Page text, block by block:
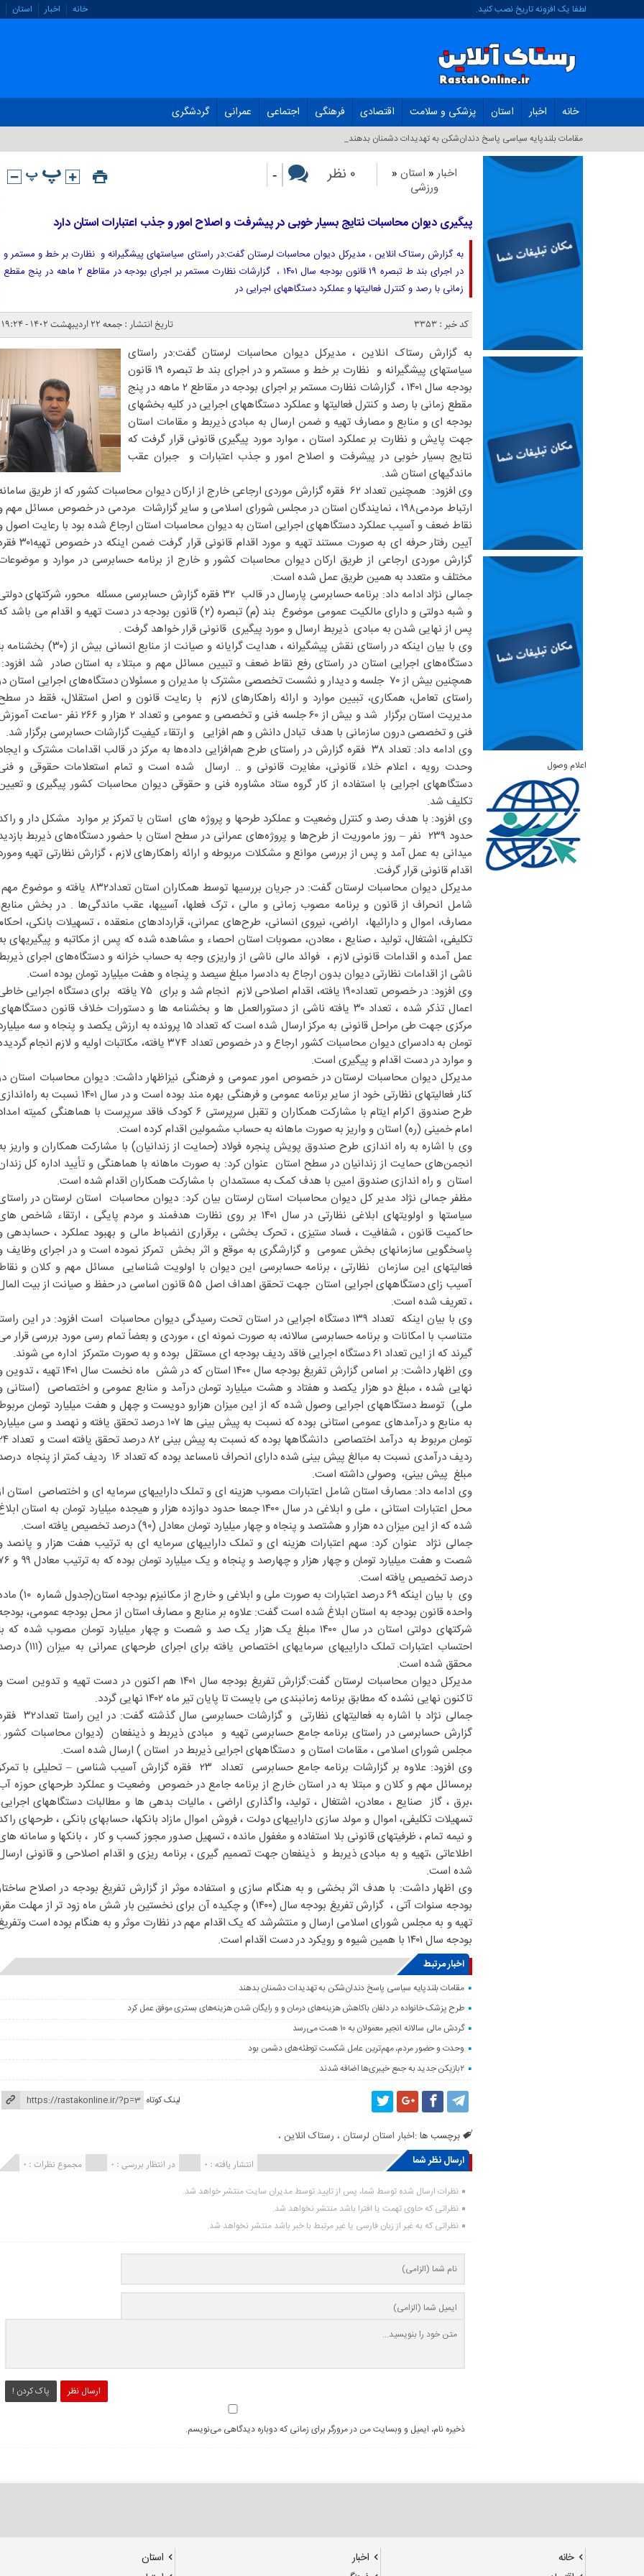
لطفا یک افزونه تاریخ نصب کنید. خانه اخبار استان
خانه اخبار استان پزشکی و سلامت اقتصادی فرهنگی اجتماعی عمرانی گردشگری
مقامات بلندپایه سیاسی پاسخ دندان‌شکن به تهدیدات دشمنان بدهند_
اخبار « استان «
ورزشی
۰ نظر -
پیگیری دیوان محاسبات نتایج بسیار خوبی در پیشرفت و اصلاح امور و جذب اعتبارات استان دارد
به گزارش رستاک انلاین ، مدیرکل دیوان محاسبات لرستان گفت:در راستای سیاستهای پیشگیرانه و نظارت بر خط و مستمر و
در اجرای بند ط تبصره ۱۹ قانون بودجه سال ۱۴۰۱ ، گزارشات نظارت مستمر بر اجرای بودجه در مقاطع ۲ ماهه در پنج مقطع
زمانی با رصد و کنترل فعالیتها و عملکرد دستگاههای اجرایی در
کد خبر : 3353 تاریخ انتشار : جمعه ۲۲ اردیبهشت ۱۴۰۲ - ۱۹:۲۴
به گزارش رستاک انلاین ، مدیرکل دیوان محاسبات لرستان گفت:در راستای
سیاستهای پیشگیرانه و نظارت بر خط و مستمر و در اجرای بند ط تبصره ۱۹ قانون
بودجه سال ۱۴۰۱ ، گزارشات نظارت مستمر بر اجرای بودجه در مقاطع ۲ ماهه در پنج
مقطع زمانی با رصد و کنترل فعالیتها و عملکرد دستگاههای اجرایی در کلیه بخشهای
بودجه ای و منابع و مصارف تهیه و ضمن ارسال به مبادی ذیربط و مقامات استان
جهت پایش و نظارت بر عملکرد استان ، موارد مورد پیگیری قانونی قرار گرفت که
نتایج بسیار خوبی در پیشرفت و اصلاح امور و جذب اعتبارات و جبران عقب
ماندگیهای استان شد.
وی افزود: همچنین تعداد ۶۲ فقره گزارش موردی ارجاعی خارج از ارکان دیوان محاسبات کشور که از طریق
ارتباط مردمی۱۹۸ ، نمایندگان استان در مجلس شورای اسلامی و سایر گزارشات مردمی در خصوص مسائل مهم
نقاط ضعف و آسیب عملکرد دستگاههای اجرایی استان به دیوان محاسبات استان ارجاع شده بود با رعایت اصول
آیین رفتار حرفه ای به صورت مستند تهیه و مورد اقدام قانونی قرار گرفت ضمن
گزارش موردی ارجاعی از طریق ارکان دیوان محاسبات کشور و خارج از برنامه حسابرسی در موارد و
مختلف و متعدد به همین طریق عمل شده است.
جمالی نژاد ادامه داد: برنامه حسابرسی پارسال در قالب ۳۲ فقره گزارش حسابرسی مسئله محور، شرکتهای
و شبه دولتی و دارای مالکیت عمومی موضوع بند (م) تبصره (۲) قانون بودجه در دست تهیه و اقدام می باشد
پس از نهایی شدن به مبادی ذیربط ارسال و مورد پیگیری قانونی قرار خواهد گرفت .
وی با بیان اینکه در راستای نقش پیشگیرانه ، هدایت گرایانه و صیانت از منابع انسانی بیش از (۳۰)
دستگاه‌های اجرایی استان در راستای رفع نقاط ضعف و تبیین مسائل مهم و مبتلاء به استان صادر شد افزود:
همچنین بیش از ۷۰ جلسه و دیدار و نشست تخصصی مشترک با مدیران و مسئولان دستگاه‌های اجرایی استان
راستای تعامل، همکاری، تبیین موارد و ارائه راهکارهای لازم با رعایت قانون و اصل استقلال، فقط در
مدیریت استان برگزار شد و بیش از ۶۰ جلسه فنی و تخصصی و عمومی و تعداد ۲ هزار و ۲۶۶ نفر -ساعت
فنی و تخصصی درون سازمانی با هدف تبادل دانش و هم افزایی و ارتقاء کیفیت گزارشات حسابرسی برگزار شد.
وی ادامه داد: تعداد ۳۸ فقره گزارش در راستای طرح هم‌افزایی داده‌ها به مرکز در قالب اقدامات مشترک و
وحدت رویه ، اعلام خلاء قانونی، مغایرت قانونی و .. ارسال شده است و تمام استعلامات حقوقی و
دستگاههای اجرایی با استفاده از کار گروه ستاد مشاوره فنی و حقوقی دیوان محاسبات کشور پیگیری و
تکلیف شد.
وی افزود: با هدف رصد و کنترل وضعیت و عملکرد طرحها و پروژه های استان با تمرکز بر موارد مشکل دار و
حدود ۲۳۹ نفر – روز ماموریت از طرح‌ها و پروژه‌های عمرانی در سطح استان با حضور دستگاه‌های ذیربط
میدانی به عمل آمد و پس از بررسی موانع و مشکلات مربوطه و ارائه راهکارهای لازم ، گزارش نظارتی تهیه
اقدام قانونی قرار گرفت.
مدیرکل دیوان محاسبات لرستان گفت: در جریان بررسیها توسط همکاران استان تعداد۸۳۲ یافته و موضوع مهم
شامل انحراف از قانون و برنامه مصوب زمانی و مالی ، ترک فعلها، آسیبها، عقب ماندگی‌ها . در بخش
مصارف، اموال و دارائیها، اراضی، نیروی انسانی، طرح‌های عمرانی، قراردادهای منعقده ، تسهیلات بانکی،
تکلیفی، اشتغال، تولید ، صنایع ، معادن، مصوبات استان احصاء و مشاهده شده که پس از مکاتبه و پیگیریهای
عمل آمده و اقدامات قانونی لازم ، فوائد مالی ناشی از واریزی وجه به حساب خزانه و دستگاه‌های اجرای
ناشی از اقدامات نظارتی دیوان بدون ارجاع به دادسرا مبلغ سیصد و پنجاه و هفت میلیارد تومان بوده است.
وی افزود: در خصوص تعداد۱۹۰ یافته، اقدام اصلاحی لازم انجام شد و برای ۷۵ یافته برای دستگاه اجرایی
اعمال تذکر شده ، تعداد ۳۰ یافته ناشی از دستورالعمل ها و بخشنامه ها و دستورات خلاف قانون
مرکزی جهت طی مراحل قانونی به مرکز ارسال شده است که تعداد ۱۵ پرونده به ارزش یکصد و پنجاه و سه
تومان به دادسرای دیوان محاسبات کشور ارجاع و در خصوص تعداد ۳۷۴ یافته، مکاتبات اولیه و لازم انجام
و موارد در دست اقدام و پیگیری است.
مدیرکل دیوان محاسبات لرستان در خصوص امور عمومی و فرهنگی نیزاظهار داشت: دیوان محاسبات استان
کنار فعالیتهای نظارتی خود از سایر برنامه عمومی و فرهنگی بهره مند بوده است و در سال ۱۴۰۱ نسبت به
طرح صندوق اکرام ایتام با مشارکت همکاران و تقبل سرپرستی ۶ کودک فاقد سرپرست با هماهنگی کمیته
امام خمینی (ره) استان و واریز به صورت ماهانه به حساب مشمولین اقدام کرده است.
وی با اشاره به راه ‌اندازی طرح صندوق پویش پنجره فولاد (حمایت از زندانیان) با مشارکت همکاران و واریز
انجمن‌های حمایت از زندانیان در سطح استان عنوان کرد: به صورت ماهانه با هماهنگی و تأیید اداره کل
استان و راه اندازی صندوق امین با هدف کمک به مستمدان با مشارکت همکاران اقدام شده است.
مظفر جمالی نژاد مدیر کل دیوان محاسبات استان لرستان بیان کرد: دیوان محاسبات استان لرستان در
سیاستها و اولویتهای ابلاغی نظارتی در سال ۱۴۰۱ بر روی نظارت هدفمند و مردم پایگی ، ارتقاء شاخص
حاکمیت قانون ، شفافیت ، فساد ستیزی ، تحرک بخشی ، برقراری انضباط مالی و بهبود عملکرد ، حسابدهی
پاسخگویی سازمانهای بخش عمومی و گزارشگری به موقع و اثر بخش تمرکز نموده است و در اجرای وظایف
فعالیتهای این سازمان نظارتی ، برنامه حسابرسی این دیوان با اولویت شناسایی مسائل مهم و کلان و
آسیب زای دستگاههای اجرایی استان جهت تحقق اهداف اصل ۵۵ قانون اساسی در حفظ و صیانت از بیت
، تعریف شده است.
وی با بیان اینکه تعداد ۱۳۹ دستگاه اجرایی در استان تحت رسیدگی دیوان محاسبات است افزود: در این
متناسب با امکانات و برنامه حسابرسی سالانه، به صورت نمونه ای ، موردی و بعضاً تمام رسی مورد بررسی قرار
گیرند که از این تعداد ۶۱ دستگاه اجرایی فاقد ردیف بودجه ای مستقل بوده و به صورت متمرکز اداره می شوند.
وی اظهار داشت: بر اساس گزارش تفریغ بودجه سال ۱۴۰۰ استان که در شش ماه نخست سال ۱۴۰۱ تهیه
نهایی شده ، مبلغ دو هزار یکصد و هفتاد و هشت میلیارد تومان درآمد و منابع عمومی و اختصاصی (استانی
ملی) توسط دستگاههای اجرایی وصول شده که از این میزان هزارو دویست و چهل و هفت میلیارد تومان
به منابع و درآمدهای عمومی استانی بوده که نسبت به پیش بینی ها ۱۰۷ درصد تحقق یافته و نهصد و سی
تومان مربوط به درآمد اختصاصی دانشگاهها بوده که
ردیف درآمدی نسبت به مبالغ پیش بینی شده دارای انحراف نامساعد بوده که تعداد ۱۶ ردیف کمتر از پنجاه
مبلغ پیش بینی، وصولی داشته است.
وی ادامه داد: مصارف استان شامل اعتبارات مصوب هزینه ای و تملک داراییهای سرمایه ای و اختصاصی استان
محل اعتبارات استانی ، ملی و ابلاغی در سال ۱۴۰۰ جمعا حدود دوازده هزار و هیجده میلیارد تومان به استان
شده که از این میزان ده هزار و هشتصد و پنجاه و چهار میلیارد تومان معادل (۹۰) درصد تخصیص یافته است.
جمالی نژاد عنوان کرد: سهم اعتبارات هزینه ای و تملک داراییهای سرمایه ای به ترتیب هفت هزار و پانصد
شصت و هفت میلیارد تومان و چهار هزار و چهارصد و پنجاه و یک
درصد تخصیص یافته است.
وی با بیان اینکه ۶۹ درصد اعتبارات به صورت ملی و ابلاغی و خارج از مکانیزم بودجه
واحده قانون بودجه به استان ابلاغ شده است گفت: علاوه بر منابع و مصارف استان از محل بودجه عمومی،
شرکتهای دولتی استان در سال ۱۴۰۰ مبلغ یک هزار یک صد و شصت و چهار میلیارد تومان مصوب شده که
احتساب اعتبارات تملک داراییهای سرمایهای اختصاص یافته برای اجرای طرحهای عمرانی به
محقق شده است.
مدیرکل دیوان محاسبات لرستان گفت:گزارش تفریغ بودجه سال ۱۴۰۱ هم اکنون در دست تهیه و تدوین
تاکنون نهایی نشده که مطابق برنامه زمانبندی می بایست تا پایان تیر ماه ۱۴۰۲ نهایی گردد.
جمالی نژاد با اشاره به فعالیتهای نظارتی و گزارشات حسابرسی سال گذشته
گزارش حسابرسی در راستای برنامه جامع حسابرسی تهیه و مبادی ذیربط و ذینفعان (دیوان محاسبات کشور
مجلس شورای اسلامی ، مقامات استان و دستگاههای اجرایی ذیربط در استان ) ارسال شده است.
وی افزود: علاوه بر گزارشات برنامه جامع حسابرسی تعداد ۲۳ فقره گزارش آسیب شناسی – تحلیلی با
برمسائل مهم و کلان و مبتلا به در استان خارج از برنامه جامع در خصوص وضعیت و عملکرد طرحهای حوزه
،برق ، گاز صنایع ، معادن، اشتغال ، تولید، واگذاری اراضی ، مالیات بدهی ها و مطالبات دستگاههای
تسهیلات تکلیفی، اموال و مولد سازی داراییهای دولت ، فروش اموال مازاد بانکها، حسابهای بانکی ، طرحهای
و نیمه تمام ، ظرفیتهای قانونی بلا استفاده و مغفول مانده ، تسهیل صدور مجوز کسب و کار ، بانکها و سامانه
اطلاعاتی ،تهیه و به مبادی ذیربط و ذینفعان جهت تصمیم گیری ، برنامه ریزی و اقدام اصلاحی و قانونی
شده است.
وی اظهار داشت: با هدف اثر بخشی و به هنگام سازی و استفاده موثر از گزارش تفریغ بودجه در اصلاح
بودجه سنوات آتی ، گزارش تفریغ بودجه سال (۱۴۰۰) و چکیده آن برای نخستین بار شش ماه زود تر از مهلت
تهیه و به مجلس شورای اسلامی ارسال و منتشرشد که یک اقدام مهم در نظارت موثر و به هنگام بوده است
بودجه سال ۱۴۰۱ با همین شیوه و رویکرد در دست اقدام است.
اخبار مرتبط
مقامات بلندپایه سیاسی پاسخ دندان‌شکن به تهدیدات دشمنان بدهند
طرح پزشک خانواده در دلفان باکاهش هزینه‌های درمان و و رایگان شدن هزینه‌های بستری موفق عمل کرد
گردش مالی سالانه انجیر معمولان به ۱۰ همت می‌رسد
وحدت و حضور مردم، مهم‌ترین عامل شکست توطئه‌های دشمن بود
۲بازیکن جدید به جمع خیبری‌ها اضافه شدند
لینک کوتاه
برچسب ها :اخبار استان لرستان ، رستاک انلاین ،
ارسال نظر شما
مجموع نظرات : 0 در انتظار بررسی : 0 انتشار یافته : ۰
نظرات ارسال شده توسط شما، پس از تایید توسط مدیران سایت منتشر خواهد شد.
نظراتی که حاوی تهمت یا افترا باشد منتشر نخواهد شد.
نظراتی که به غیر از زبان فارسی یا غیر مرتبط با خبر باشد منتشر نخواهد شد.
ارسال نظر پاک کردن !
ذخیره نام، ایمیل و وبسایت من در مرورگر برای زمانی که دوباره دیدگاهی می‌نویسم.
اعلام وصول
خانه اخبار استان